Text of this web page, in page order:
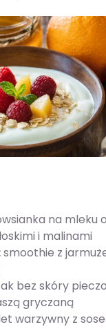
na mleku
i malinami
smoothie z
bez skóry
gryczaną
warzywny z